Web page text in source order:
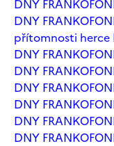
DNY
DNY
přítomnosti herce
DNY
DNY
DNY
DNY
DNY
DNY